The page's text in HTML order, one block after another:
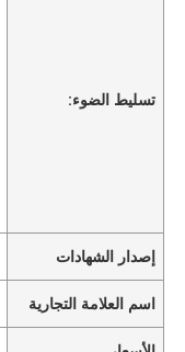
تسليط الضوء:
إصدار الشهادات
اسم العلامة التجارية